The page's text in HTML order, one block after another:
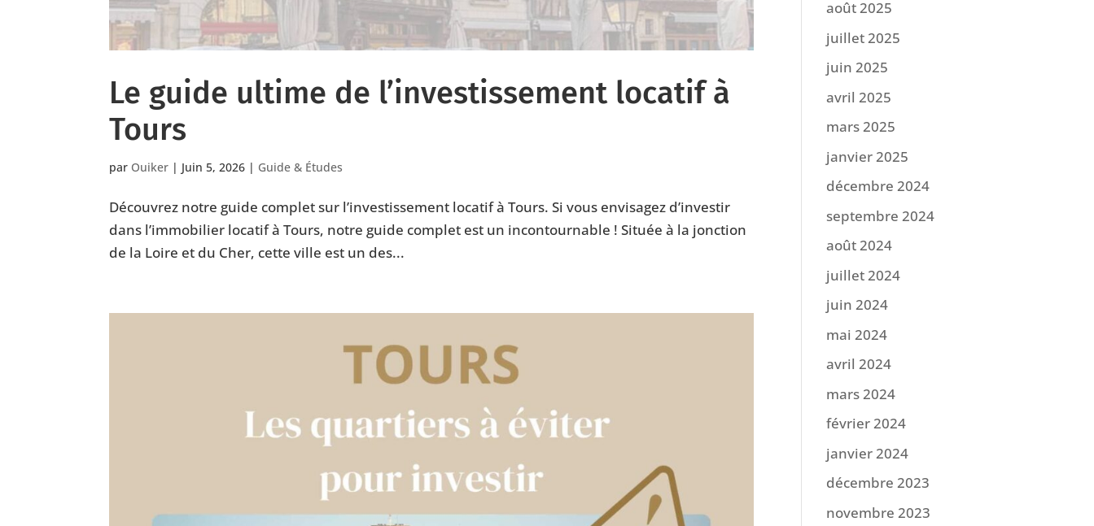
Le guide ultime de l’investissement locatif à
Tours
par Ouiker | Juin 5, 2026 | Guide & Études
Découvrez notre guide complet sur l’investissement locatif à Tours. Si vous envisagez d’investir
dans l’immobilier locatif à Tours, notre guide complet est un incontournable ! Située à la jonction
de la Loire et du Cher, cette ville est un des...
août 2025
juillet 2025
juin 2025
avril 2025
mars 2025
janvier 2025
décembre 2024
septembre 2024
août 2024
juillet 2024
juin 2024
mai 2024
avril 2024
mars 2024
février 2024
janvier 2024
décembre 2023
novembre 2023